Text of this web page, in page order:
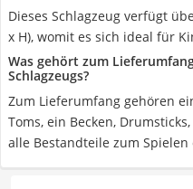
Dieses Schlagzeug verfügt
x H), womit es sich ideal für
Was gehört zum
Schlagzeugs?
Zum Lieferumfang gehören
Toms, ein Becken,
alle Bestandteile zum